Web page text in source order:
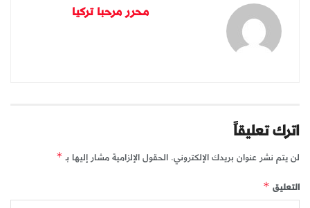
محرر مرحبا تركيا
اترك تعليقاً
لن يتم نشر عنوان بريدك الإلكتروني. الحقول الإلزامية مشار إليها بـ *
التعليق *